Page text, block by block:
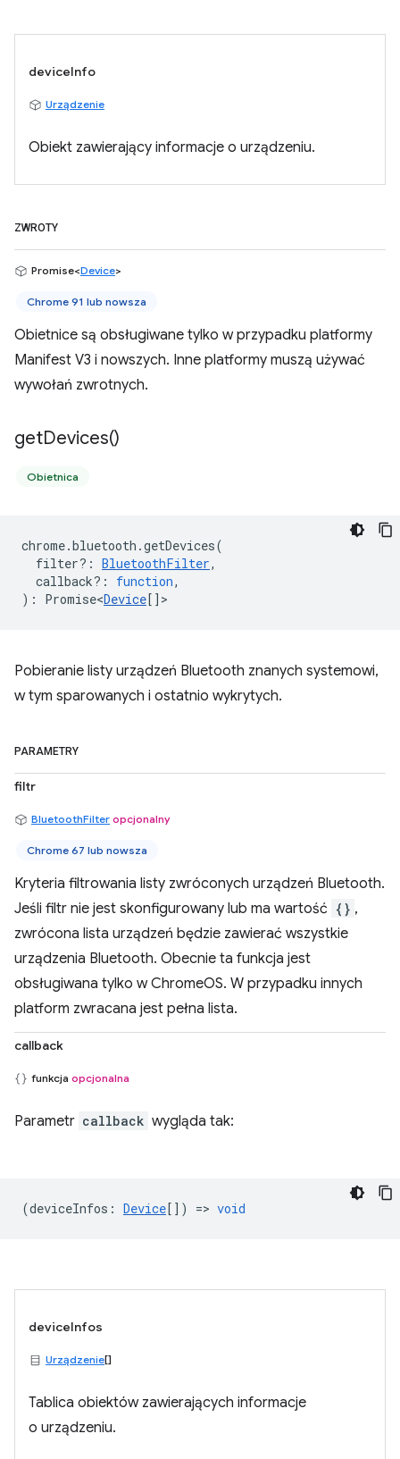
deviceInfo
Urządzenie
Obiekt zawierający informacje o urządzeniu.
ZWROTY
Promise<Device>
Chrome 91 lub nowsza
Obietnice są obsługiwane tylko w przypadku platformy
Manifest V3 i nowszych. Inne platformy muszą używać
wywołań zwrotnych.
getDevices()
Obietnica
chrome.bluetooth .getDevices(
filter? : BluetoothFilter,
callback? : function,
) : Promise<Device[] >
Pobieranie listy urządzeń Bluetooth znanych systemowi,
w tym sparowanych i ostatnio wykrytych.
PARAMETRY
filtr
BluetoothFilter opcjonalny
Chrome 67 lub nowsza
Kryteria filtrowania listy zwróconych urządzeń Bluetooth.
Jeśli filtr nie jest skonfigurowany lub ma wartość {} ,
zwrócona lista urządzeń będzie zawierać wszystkie
urządzenia Bluetooth. Obecnie ta funkcja jest
obsługiwana tylko w ChromeOS. W przypadku innych
platform zwracana jest pełna lista.
callback
funkcja opcjonalna
Parametr callback wygląda tak:
(deviceInfos : Device[]) => void
deviceInfos
Urządzenie[]
Tablica obiektów zawierających informacje
o urządzeniu.